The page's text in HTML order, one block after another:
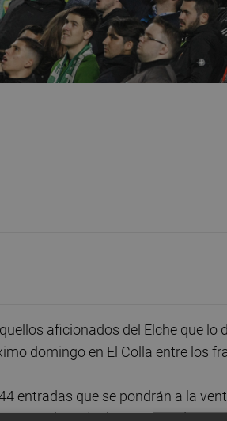
aficionados del Elche que
domingo en El Colla entre los
entradas que se pondrán a la